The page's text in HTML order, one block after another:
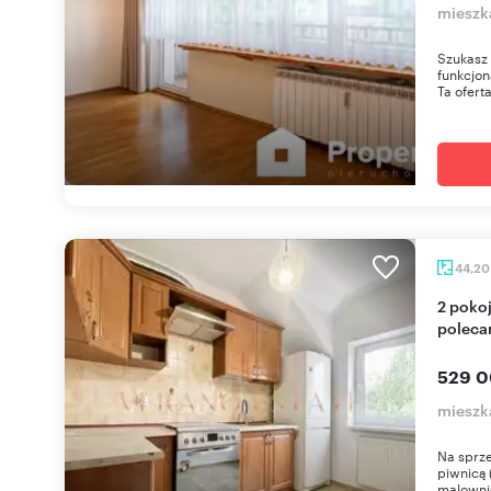
Ta
44,20
2 pokoje z dużą piwnicą i widokiem na zieleń
529
Na
piwnicą